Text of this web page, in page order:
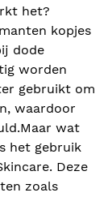
het?
kopjes
dode
worden
gebruikt om
waardoor
wat
het gebruik
Deze
zoals